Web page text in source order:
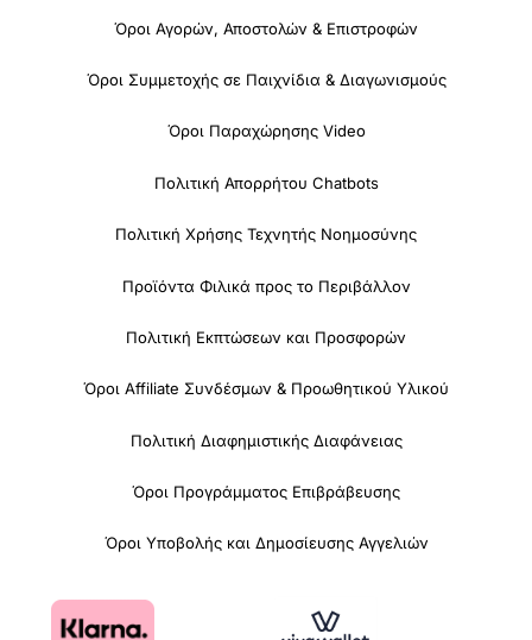
Όροι Αγορών, Αποστολών & Επιστροφών
Όροι Συμμετοχής σε Παιχνίδια & Διαγωνισμούς
Όροι Παραχώρησης Video
Πολιτική Απορρήτου Chatbots
Πολιτική Χρήσης Τεχνητής Νοημοσύνης
Προϊόντα Φιλικά προς το Περιβάλλον
Πολιτική Εκπτώσεων και Προσφορών
Όροι Affiliate Συνδέσμων & Προωθητικού Υλικού
Πολιτική Διαφημιστικής Διαφάνειας
Όροι Προγράμματος Επιβράβευσης
Όροι Υποβολής και Δημοσίευσης Αγγελιών